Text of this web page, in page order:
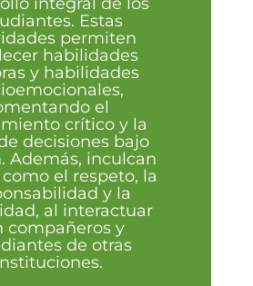
Estas
permiten
habilidades
y habilidades
el
crítico y la
decisiones bajo
Además, inculcan
el respeto, la
y la
al interactuar
compañeros y
de otras